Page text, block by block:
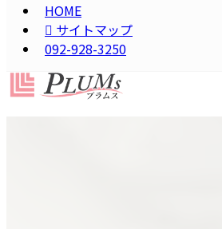
プ
動
HOME
サイトマップ
092-928-3250